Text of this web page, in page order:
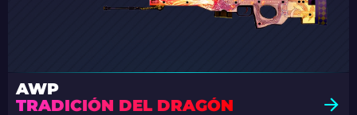
AWP
TRADICIÓN DEL DRAGÓN